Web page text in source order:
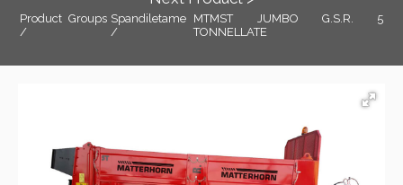
Product Groups
/
Spandiletame
/
MTMST JUMBO G.S.R. 5
TONNELLATE